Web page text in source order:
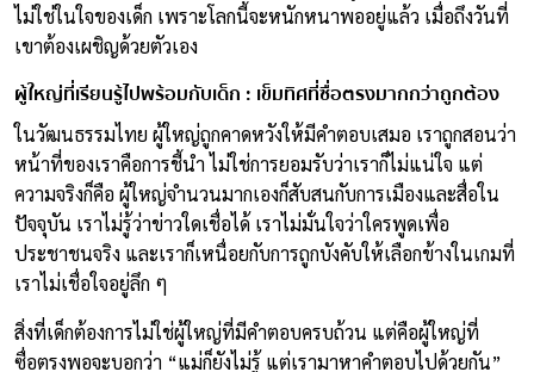
ไม่ใช่ในใจของเด็ก เพราะโลกนี้จะหนักหนาพออยู่แล้ว เมื่อถึงวันที่
เขาต้องเผชิญด้วยตัวเอง
ผู้ใหญ่ที่เรียนรู้ไปพร้อมกับเด็ก : เข็มทิศที่ซื่อตรงมากกว่าถูกต้อง
ในวัฒนธรรมไทย ผู้ใหญ่ถูกคาดหวังให้มีคำตอบเสมอ เราถูกสอนว่า
หน้าที่ของเราคือการชี้นำ ไม่ใช่การยอมรับว่าเราก็ไม่แน่ใจ แต่
ความจริงก็คือ ผู้ใหญ่จำนวนมากเองก็สับสนกับการเมืองและสื่อใน
ปัจจุบัน เราไม่รู้ว่าข่าวใดเชื่อได้ เราไม่มั่นใจว่าใครพูดเพื่อ
ประชาชนจริง และเราก็เหนื่อยกับการถูกบังคับให้เลือกข้างในเกมที่
เราไม่เชื่อใจอยู่ลึก ๆ
สิ่งที่เด็กต้องการไม่ใช่ผู้ใหญ่ที่มีคำตอบครบถ้วน แต่คือผู้ใหญ่ที่
ซื่อตรงพอจะบอกว่า “แม่ก็ยังไม่รู้ แต่เรามาหาคำตอบไปด้วยกัน”